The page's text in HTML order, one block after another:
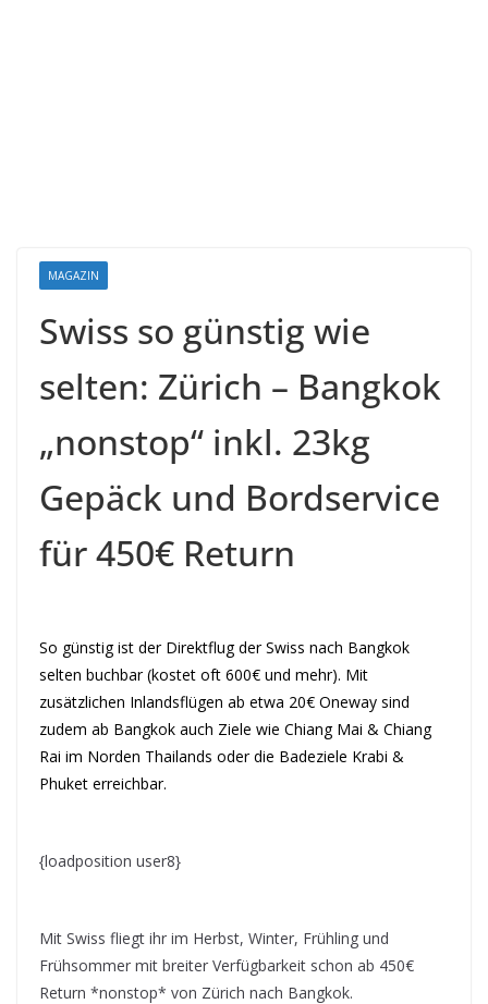
MAGAZIN
Swiss so günstig wie
selten: Zürich – Bangkok
„nonstop“ inkl. 23kg
Gepäck und Bordservice
für 450€ Return
So günstig ist der Direktflug der Swiss nach Bangkok
selten buchbar (kostet oft 600€ und mehr). Mit
zusätzlichen Inlandsflügen ab etwa 20€ Oneway sind
zudem ab Bangkok auch Ziele wie Chiang Mai & Chiang
Rai im Norden Thailands oder die Badeziele Krabi &
Phuket erreichbar.
{loadposition user8}
Mit Swiss fliegt ihr im Herbst, Winter, Frühling und
Frühsommer mit breiter Verfügbarkeit schon ab 450€
Return *nonstop* von Zürich nach Bangkok.